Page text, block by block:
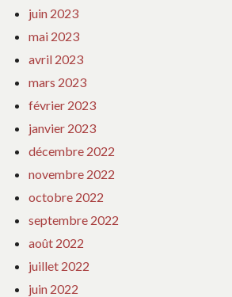
juin 2023
mai 2023
avril 2023
mars 2023
février 2023
janvier 2023
décembre 2022
novembre 2022
octobre 2022
septembre 2022
août 2022
juillet 2022
juin 2022